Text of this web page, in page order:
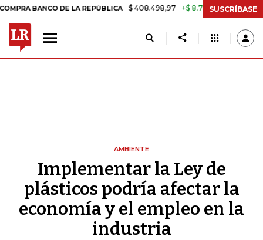
DE LA REPÚBLICA $ 408.498,97 +$ 8.753,81 +2,19% TASA DE
SUSCRÍBASE
AMBIENTE
Implementar la Ley de
plásticos podría afectar la
economía y el empleo en la
industria